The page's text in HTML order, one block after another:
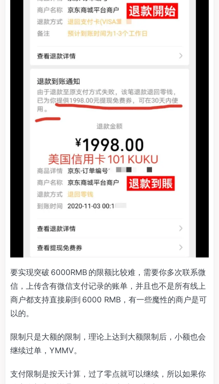
要实现突破 6000RMB 的限额比较难，需要你多次联系微
信，上传含有微信支付记录的账单，并且也不是所有线上
商户都支持直接刷到 6000 RMB，有一些魔性的商户是可
以的。
限制只是大额的限制，理论上达到大额限制后，小额也会
继续过单，YMMV。
支付限制是按天计算，过了零点就可以继续，所以如果你